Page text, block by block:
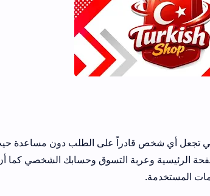
قادراً على الطلب دون مساعدة حيث تم تقسيم
التسوق وحسابك الشخصي كما أن صور المنتجات